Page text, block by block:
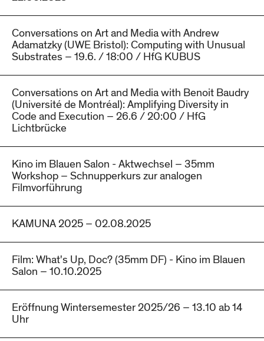
Conversations on Art and Media with Andrew
Adamatzky (UWE Bristol): Computing with Unusual
Substrates – 19.6. / 18:00 / HfG KUBUS
Conversations on Art and Media with Benoit Baudry
(Université de Montréal): Amplifying Diversity in
Code and Execution – 26.6 / 20:00 / HfG
Lichtbrücke
Kino im Blauen Salon - Aktwechsel – 35mm
Workshop – Schnupperkurs zur analogen
Filmvorführung
KAMUNA 2025 – 02.08.2025
Film: What's Up, Doc? (35mm DF) - Kino im Blauen
Salon – 10.10.2025
Eröffnung Wintersemester 2025/26 – 13.10 ab 14
Uhr